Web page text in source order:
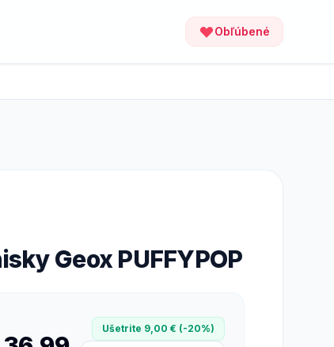
Obľúbené
Geox PUFFYPOP
Ušetrite 9,00 € (-20%)